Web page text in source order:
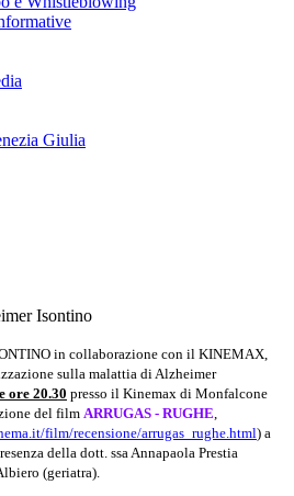
Giulia
Isontino
in collaborazione con il KINEMAX,
sulla malattia di Alzheimer
ore 20.30 presso il Kinemax di Monfalcone
del film ARRUGAS - RUGHE,
film/recensione/arrugas_rughe.html) a
della dott. ssa Annapaola Prestia
(geriatra).